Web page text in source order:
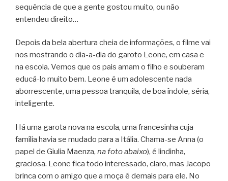
sequência de que a gente gostou muito, ou não
entendeu direito…
Depois da bela abertura cheia de informações, o filme vai
nos mostrando o dia-a-dia do garoto Leone, em casa e
na escola. Vemos que os pais amam o filho e souberam
educá-lo muito bem. Leone é um adolescente nada
aborrescente, uma pessoa tranquila, de boa índole, séria,
inteligente.
Há uma garota nova na escola, uma francesinha cuja
família havia se mudado para a Itália. Chama-se Anna (o
papel de Giulia Maenza, na foto abaixo), é lindinha,
graciosa. Leone fica todo interessado, claro, mas Jacopo
brinca com o amigo que a moça é demais para ele. No